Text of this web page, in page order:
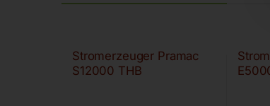
Stromerzeuger Pramac
S12000 THB